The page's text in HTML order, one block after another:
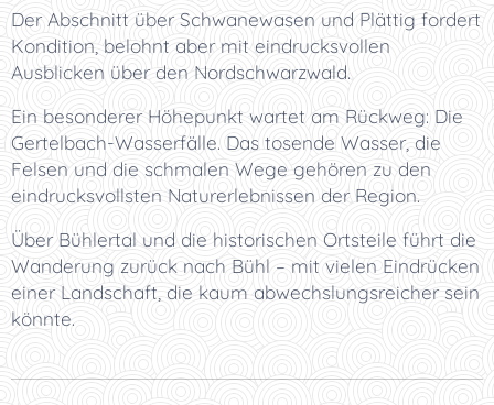
Der Abschnitt über Schwanewasen und Plättig fordert
Kondition, belohnt aber mit eindrucksvollen
Ausblicken über den Nordschwarzwald.
Ein besonderer Höhepunkt wartet am Rückweg: Die
Gertelbach-Wasserfälle. Das tosende Wasser, die
Felsen und die schmalen Wege gehören zu den
eindrucksvollsten Naturerlebnissen der Region.
Über Bühlertal und die historischen Ortsteile führt die
Wanderung zurück nach Bühl – mit vielen Eindrücken
einer Landschaft, die kaum abwechslungsreicher sein
könnte.